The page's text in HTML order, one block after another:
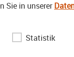
Sie in unserer
Statistik